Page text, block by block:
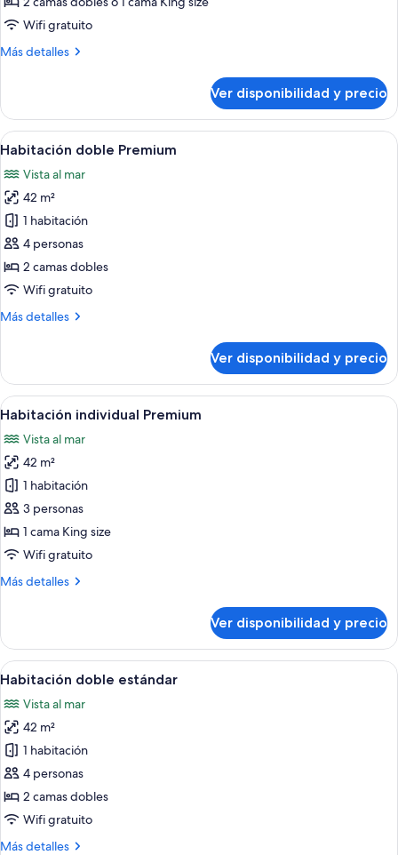
fotos
de
Ocean
W/Parlor
1King
Or
2
Dbls
Wifi gratuito
Más detalles
Más
Tower
Suite
W/Parlor
Or
2
Dbls
Ver disponibilidad y precio
Ver
todas
las
fotos
de
Habitación
doble
Premium
Vista costera con un camino,
6
Habitación doble Premium
Vista al mar
42 m²
1 habitación
4 personas
2 camas dobles
Wifi gratuito
Más detalles
Más
doble
Premium
Ver disponibilidad y precio
Ver
todas
las
fotos
de
Habitación
individual
Premium
Vista costera con un camino,
7
Habitación individual Premium
Vista al mar
42 m²
1 habitación
3 personas
1 cama King size
Wifi gratuito
Más detalles
Más
individual
Premium
Ver disponibilidad y precio
Ver
todas
las
fotos
de
Habitación
doble
estándar
Habitación de hotel con dos camas,
7
Habitación doble estándar
Vista al mar
42 m²
1 habitación
4 personas
2 camas dobles
Wifi gratuito
Más detalles
Más